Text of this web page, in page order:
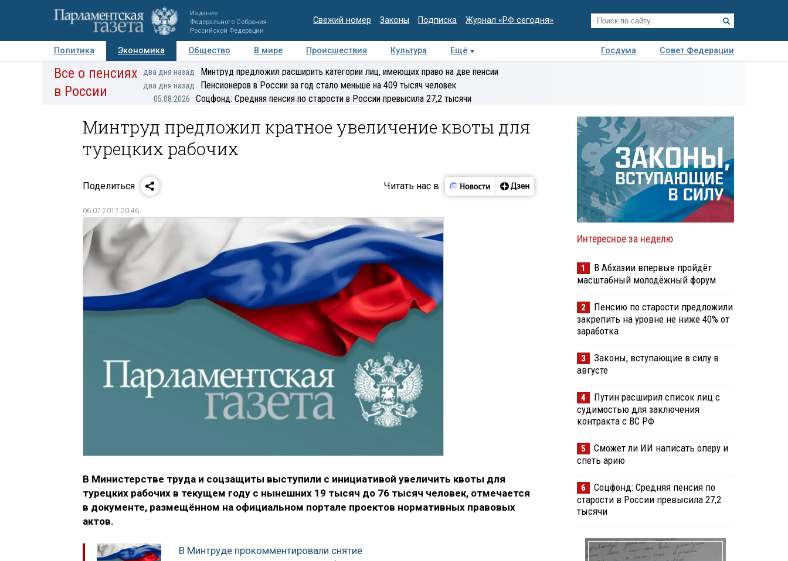
Издание
Федерального Собрания
Российской Федерации
Свежий номер Законы Подписка Журнал «РФ сегодня»
Политика Экономика Общество В мире Происшествия Культура Ещё Госдума
Совет Федерации
Авторы Персоны Мнения Регионы Медиацентр Интервью Колумнисты
Деловая
Все о пенсиях
в России
два дня назад Минтруд предложил расширить категории лиц, имеющих право на две пенсии
два дня назад Пенсионеров в России за год стало меньше на 409 тысяч человек
05.08.2026 Соцфонд: Средняя пенсия по старости в России превысила 27,2 тысячи
Минтруд предложил кратное увеличение квоты для
турецких рабочих
Поделиться Читать нас в
06.07.2017 20:46
В Министерстве труда и соцзащиты выступили с инициативой увеличить квоты для
турецких рабочих в текущем году с нынешних 19 тысяч до 76 тысяч человек, отмечается
в документе, размещённом на официальном портале проектов нормативных правовых
актов.
В Минтруде прокомментировали снятие
Интересное за неделю
1
В Абхазии впервые пройдёт
масштабный молодёжный форум
2
Пенсию по старости предложили
закрепить на уровне не ниже 40% от
заработка
3
Законы, вступающие в силу в
августе
4
Путин расширил список лиц с
судимостью для заключения
контракта с ВС РФ
5
Сможет ли ИИ написать оперу и
спеть арию
6
Соцфонд: Средняя пенсия по
старости в России превысила 27,2
тысячи